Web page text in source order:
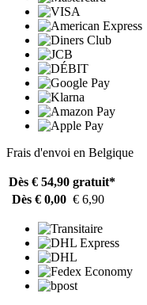
Frais d'envoi en Belgique
Dès € 54,90 gratuit*
Dès € 0,00 € 6,90